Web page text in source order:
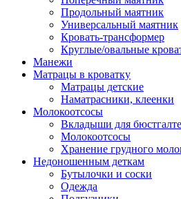
Продольный маятник
Универсальный маятник
Кровать-трансформер
Круглые/овальные
Манежи
Матрацы в кроватку
Матрацы детские
Наматрасники, клеенки
Молокоотсосы
Вкладыши для
Молокоотсосы
Хранение грудного
Недоношенным деткам
Бутылочки и соски
Одежда